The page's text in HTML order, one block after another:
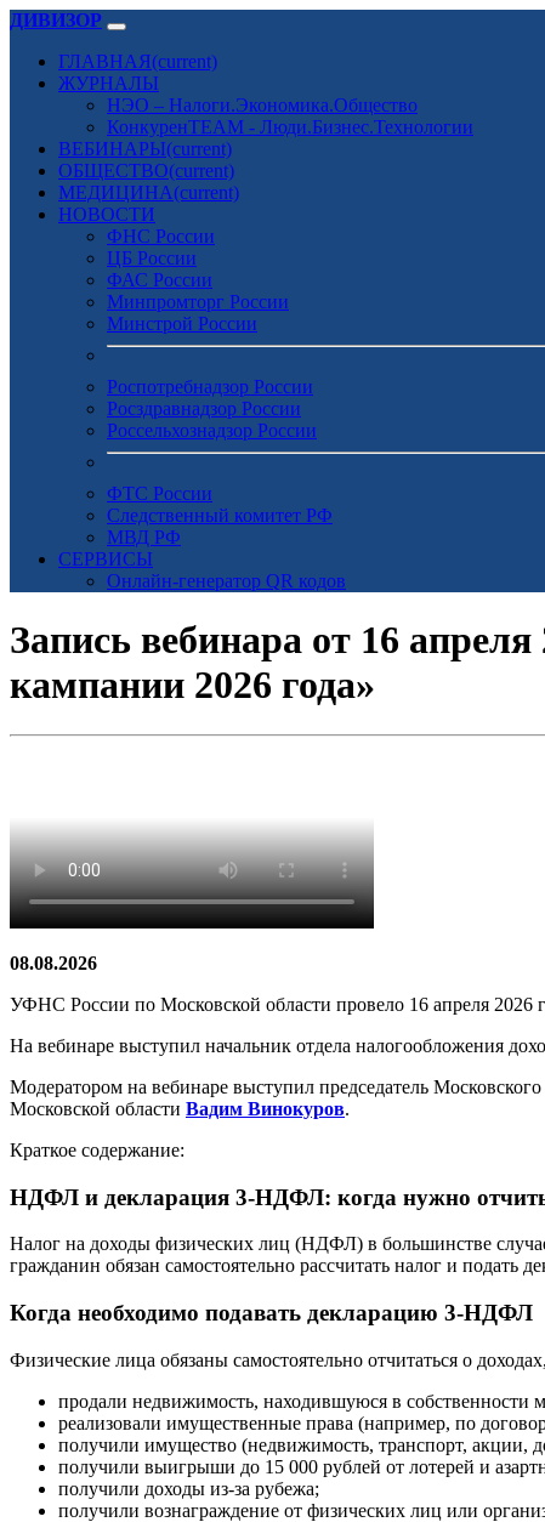
ДИВИЗОР
ГЛАВНАЯ(current)
ЖУРНАЛЫ
НЭО – Налоги.Экономика.Общество
КонкуренTEAM - Люди.Бизнес.Технологии
ВЕБИНАРЫ(current)
ОБЩЕСТВО(current)
МЕДИЦИНА(current)
НОВОСТИ
ФНС России
ЦБ России
ФАС России
Минпромторг России
Минстрой России
Роспотребнадзор России
Росздравнадзор России
Россельхознадзор России
ФТС России
Следственный комитет РФ
МВД РФ
СЕРВИСЫ
Онлайн-генератор QR кодов
Запись вебинара от 16
кампании 2026 года»
08.08.2026
УФНС России по Московской области провело 16 апреля 2026
На вебинаре выступил начальник отдела налогообложения
Модератором на вебинаре выступил председатель
Московской области Вадим Винокуров.
Краткое содержание:
НДФЛ и декларация 3-НДФЛ: когда нужно
Налог на доходы физических лиц (НДФЛ) в большинстве
гражданин обязан самостоятельно рассчитать налог и
Когда необходимо подавать декларацию 3-НДФЛ
Физические лица обязаны самостоятельно отчитаться о
продали недвижимость, находившуюся в собственности
реализовали имущественные права (например, по
получили имущество (недвижимость, транспорт, акции,
получили выигрыши до 15 000 рублей от лотерей и
получили доходы из-за рубежа;
получили вознаграждение от физических лиц или